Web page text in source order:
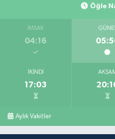
Öğle
İMSAK
04:16
İKINDI
17:03
Aylık Vakitler